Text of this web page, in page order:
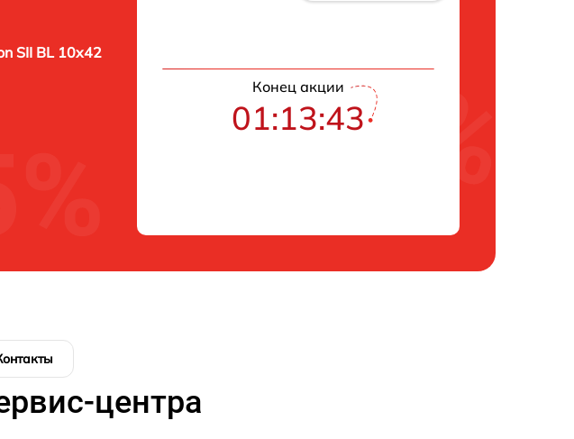
SII BL 10x42
Конец акции
01:13:42
центра